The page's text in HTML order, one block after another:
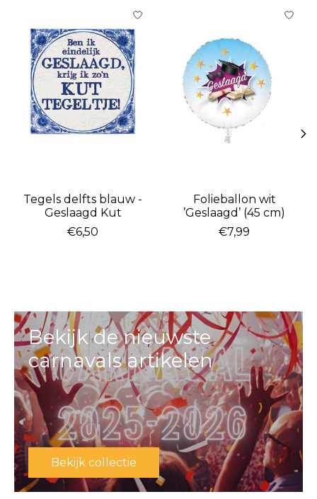
Items van productcarrousel
Tegels delfts blauw -
Geslaagd Kut
€6,50
Folieballon wit
’Geslaagd’ (45 cm)
€7,99
Bekijk de nieuwste
carnavals artikelen
Bekijk collectie